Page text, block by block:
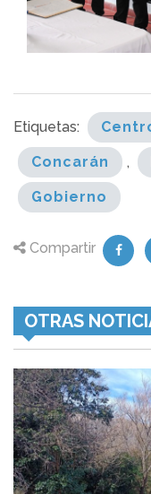
Etiquetas:
Concarán ,
Gobierno
Compartir
OTRAS